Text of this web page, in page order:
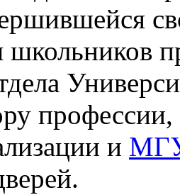
профессии,
и